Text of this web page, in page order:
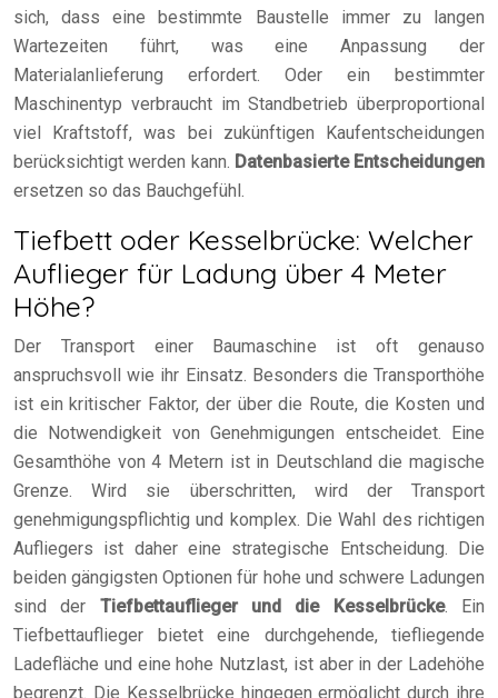
sich, dass eine bestimmte Baustelle immer zu langen
Wartezeiten führt, was eine Anpassung der
Materialanlieferung erfordert. Oder ein bestimmter
Maschinentyp verbraucht im Standbetrieb überproportional
viel Kraftstoff, was bei zukünftigen Kaufentscheidungen
berücksichtigt werden kann. Datenbasierte Entscheidungen
ersetzen so das Bauchgefühl.
Tiefbett oder Kesselbrücke: Welcher
Auflieger für Ladung über 4 Meter
Höhe?
Der Transport einer Baumaschine ist oft genauso
anspruchsvoll wie ihr Einsatz. Besonders die Transporthöhe
ist ein kritischer Faktor, der über die Route, die Kosten und
die Notwendigkeit von Genehmigungen entscheidet. Eine
Gesamthöhe von 4 Metern ist in Deutschland die magische
Grenze. Wird sie überschritten, wird der Transport
genehmigungspflichtig und komplex. Die Wahl des richtigen
Aufliegers ist daher eine strategische Entscheidung. Die
beiden gängigsten Optionen für hohe und schwere Ladungen
sind der Tiefbettauflieger und die Kesselbrücke. Ein
Tiefbettauflieger bietet eine durchgehende, tiefliegende
Ladefläche und eine hohe Nutzlast, ist aber in der Ladehöhe
begrenzt. Die Kesselbrücke hingegen ermöglicht durch ihre